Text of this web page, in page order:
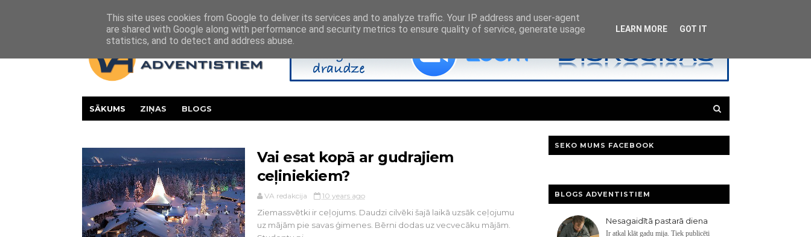
SĀKUMS ZIŅAS BLOGS
Vai esat kopā ar gudrajiem
ceļiniekiem?
VA redakcija 10 years ago
Ziemassvētki ir ceļojums. Daudzi cilvēki šajā laikā uzsāk ceļojumu
uz mājām pie savas ģimenes. Bērni dodas uz vecvecāku mājām.
SEKO MUMS FACEBOOK
BLOGS ADVENTISTIEM
Nesagaidītā pastarā diena
Ir atkal klāt gadu mija. Tiek publicēti
This site uses cookies from Google to deliver its services and to analyze traffic. Your IP address and user-agent
are shared with Google along with performance and security metrics to ensure quality of service, generate usage
statistics, and to detect and address abuse.
LEARN MORE GOT IT